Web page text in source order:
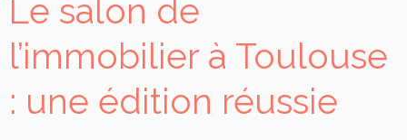
Le salon de
l’immobilier à Toulouse
: une édition réussie